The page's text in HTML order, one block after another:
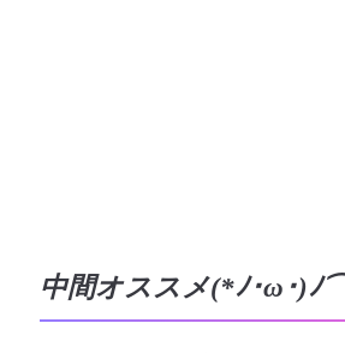
中間オススメ(*ﾉ･ω･)ﾉ